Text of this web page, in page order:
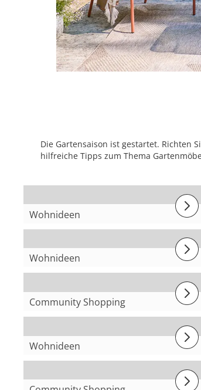
Die Gartensaison ist gestartet. Richten
hilfreiche Tipps zum Thema
Wohnideen
Sommerdeko
Wohnideen
Farben der Provence
Community Shopping
@Pascal
Wohnideen
Günstige Hochzeitsdeko